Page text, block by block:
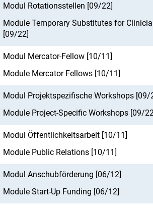
Modul Rotationsstellen [09/22]
Module Temporary Substitutes for
[09/22]
Modul Mercator-Fellow [10/11]
Module Mercator Fellows [10/11]
Modul Projektspezifische Workshops [09/
Module Project-Specific Workshops [09/
Modul Öffentlichkeitsarbeit [10/11]
Module Public Relations [10/11]
Modul Anschubförderung [06/12]
Module Start-Up Funding [06/12]